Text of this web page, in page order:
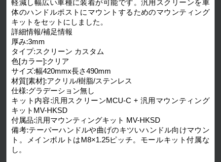
軽減し幅広い車種に装着が可能です。汎用スクリーンを車
体のハンドルポストにマウントするためのマウンティング
キットをセットにしました。
詳細情報/補足情報
厚み:3mm
タイプ:スクリーン カスタム
色[カラー]:クリア
サイズ:幅420mmx長さ490mm
材質[素材]:アクリル/樹脂/ステンレス
仕様:グラデーション無し
キット内容:汎用スクリーンMCU-C + 汎用マウンティング
キットMV-HKSD
付属品:汎用マウンティングキット MV-HKSD
備考:テーパーハンドルや曲げのキツいハンドル向けマウン
ト。メインボルトはM8×1.25ピッチ。モールキット付属な
し。